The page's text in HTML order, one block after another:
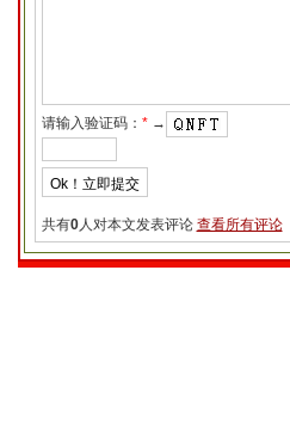
请输入验证码： *→
共有0人对本文发表评论 查看所有评论